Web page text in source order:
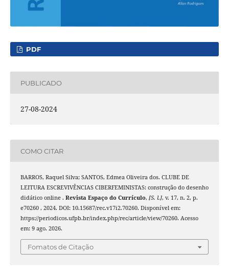
PDF
PUBLICADO
27-08-2024
COMO CITAR
BARROS, Raquel Silva; SANTOS, Edmea Oliveira dos. CLUBE DE
LEITURA ESCREVIVÊNCIAS CIBERFEMINISTAS: construção do desenho
didático online . Revista Espaço do Currículo, [S. l.], v. 17, n. 2, p.
e70260 , 2024. DOI: 10.15687/rec.v17i2.70260. Disponível em:
https://periodicos.ufpb.br/index.php/rec/article/view/70260. Acesso
em: 9 ago. 2026.
Fomatos de Citação